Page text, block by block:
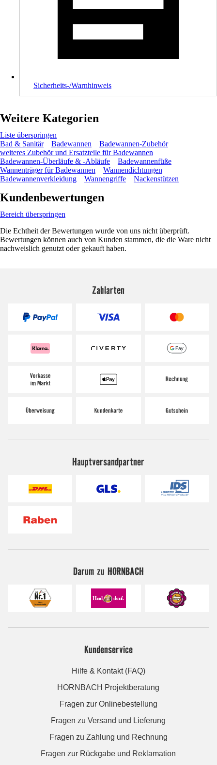
Sicherheits-/Warnhinweis
Weitere Kategorien
Liste überspringen
Bad & Sanitär
Badewannen
Badewannen-Zubehör
weiteres Zubehör und Ersatzteile für Badewannen
Badewannen-Überläufe & -Abläufe
Badewannenfüße
Wannenträger für Badewannen
Wannendichtungen
Badewannenverkleidung
Wannengriffe Nackenstützen
Kundenbewertungen
Bereich überspringen
Die Echtheit der Bewertungen wurde von uns nicht überprüft.
Bewertungen können auch von Kunden stammen, die die Ware nicht
nachweislich genutzt oder gekauft haben.
Zahlarten
Hauptversandpartner
Darum zu HORNBACH
Kundenservice
Hilfe & Kontakt (FAQ)
HORNBACH Projektberatung
Fragen zur Onlinebestellung
Fragen zu Versand und Lieferung
Fragen zu Zahlung und Rechnung
Fragen zur Rückgabe und Reklamation